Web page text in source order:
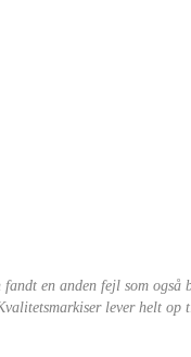
en anden fejl som også
lever helt op